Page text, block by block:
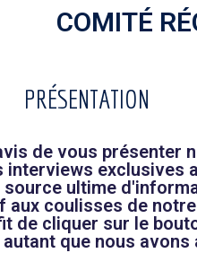
COMITÉ
PRÉSENTATION
de vous présenter
interviews exclusives
ultime
aux coulisses de
de cliquer sur le
que nous avons